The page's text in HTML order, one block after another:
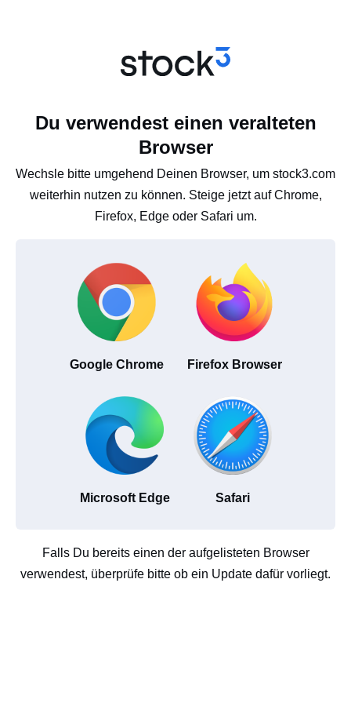
Du verwendest einen veralteten
Browser
Wechsle bitte umgehend Deinen Browser, um stock3.com
weiterhin nutzen zu können. Steige jetzt auf Chrome,
Firefox, Edge oder Safari um.
Google Chrome Firefox Browser
Microsoft Edge Safari
Falls Du bereits einen der aufgelisteten Browser
verwendest, überprüfe bitte ob ein Update dafür vorliegt.